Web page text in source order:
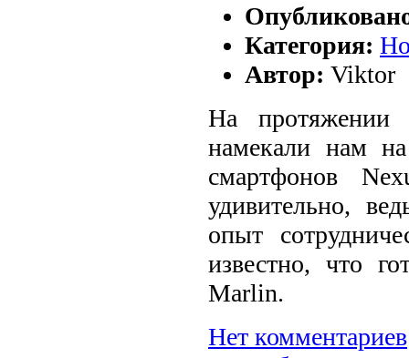
Категория:
Автор: Viktor
На протяжении
намекали нам
смартфонов
удивительно,
опыт
известно, что
Marlin.
Нет комментариев